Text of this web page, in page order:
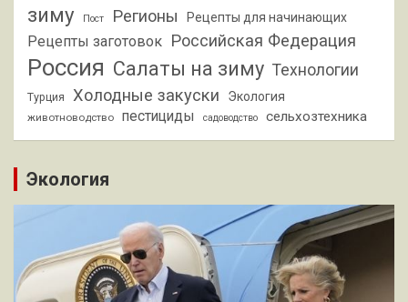
зиму
Пост Регионы Рецепты для начинающих
Рецепты заготовок Российская Федерация
Россия Салаты на зиму Технологии
Турция Холодные закуски Экология
животноводство пестициды садоводство сельхозтехника
Экология